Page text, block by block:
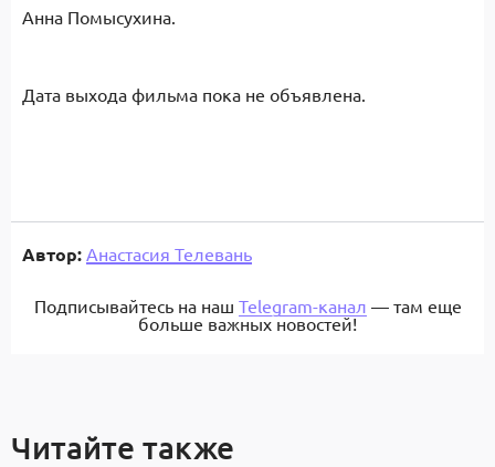
Анна Помысухина.
Дата выхода фильма пока не объявлена.
Автор: Анастасия Телевань
Подписывайтесь на наш Telegram-канал — там еще
больше важных новостей!
Читайте также